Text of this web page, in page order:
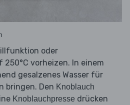
oder
vorheizen. In einem
gesalzenes Wasser für
bringen. Den Knoblauch
Knoblauchpresse drücken